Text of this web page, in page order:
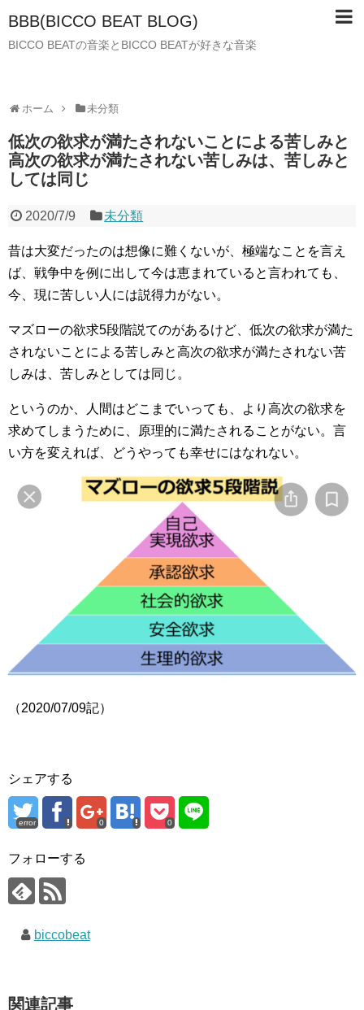
BBB(BICCO BEAT BLOG)
BICCO BEATの音楽とBICCO BEATが好きな音楽
ホーム 未分類
低次の欲求が満たされないことによる苦しみと
高次の欲求が満たされない苦しみは、苦しみと
しては同じ
2020/7/9 未分類
昔は大変だったのは想像に難くないが、極端なことを言え
ば、戦争中を例に出して今は恵まれていると言われても、
今、現に苦しい人には説得力がない。
マズローの欲求5段階説てのがあるけど、低次の欲求が満た
されないことによる苦しみと高次の欲求が満たされない苦
しみは、苦しみとしては同じ。
というのか、人間はどこまでいっても、より高次の欲求を
求めてしまうために、原理的に満たされることがない。言
い方を変えれば、どうやっても幸せにはなれない。
（2020/07/09記）
シェアする
error 0 0
フォローする
biccobeat
関連記事